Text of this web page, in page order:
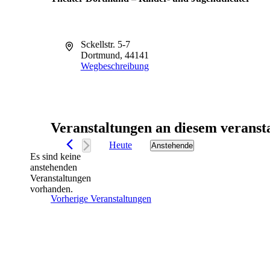
AdresseSckellstr. 5-7
Dortmund, 44141
Wegbeschreibung
Veranstaltungen an diesem
Hinweis
Es sind keine
anstehenden
Veranstaltungen
vorhanden.
Heute Anstehende
Vorherige Veranstaltungen